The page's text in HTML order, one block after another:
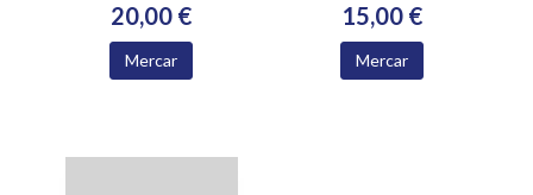
20,00 €
Mercar
15,00 €
Mercar